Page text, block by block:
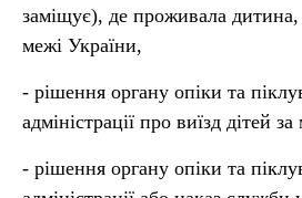
заміщує), де проживала дитина,
межі України,
- рішення органу опіки та
адміністрації про виїзд дітей
- рішення органу опіки та